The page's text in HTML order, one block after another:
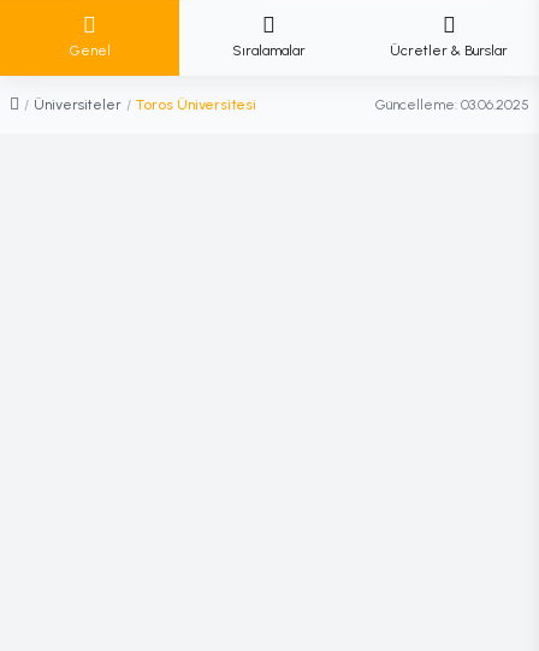
Genel Sıralamalar Ücretler & Burslar
/ Üniversiteler / Toros Üniversitesi Güncelleme: 03.06.2025